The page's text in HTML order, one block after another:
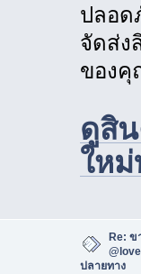
ปลอด
จัดส่ง
ของคุ
ดูสิ
ให
Re:
ปลายทาง